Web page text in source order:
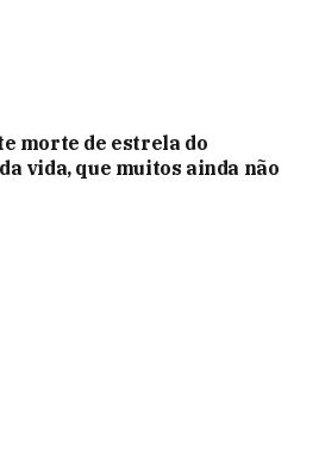
morte de estrela do
vida, que muitos ainda não